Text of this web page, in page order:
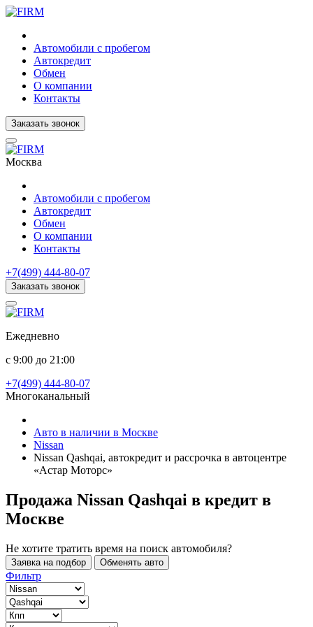
Автомобили с пробегом
Автокредит
Обмен
О компании
Контакты
Заказать звонок
Москва
Автомобили с пробегом
Автокредит
Обмен
О компании
Контакты
+7(499) 444-80-07
Заказать звонок
Ежедневно
с 9:00 до 21:00
+7(499) 444-80-07
Многоканальный
Авто в наличии в Москве
Nissan
Nissan Qashqai, автокредит и рассрочка в автоцентре
«Астар Моторс»
Продажа Nissan Qashqai в кредит в
Москве
Не хотите тратить время на поиск автомобиля?
Заявка на подбор Обменять авто
Фильтр